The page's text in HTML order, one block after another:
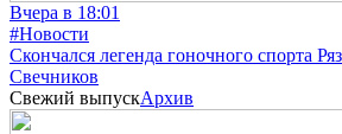
Вчера в 18:01
#Новости
Скончался легенда гоночного спорта
Свечников
Свежий выпускАрхив